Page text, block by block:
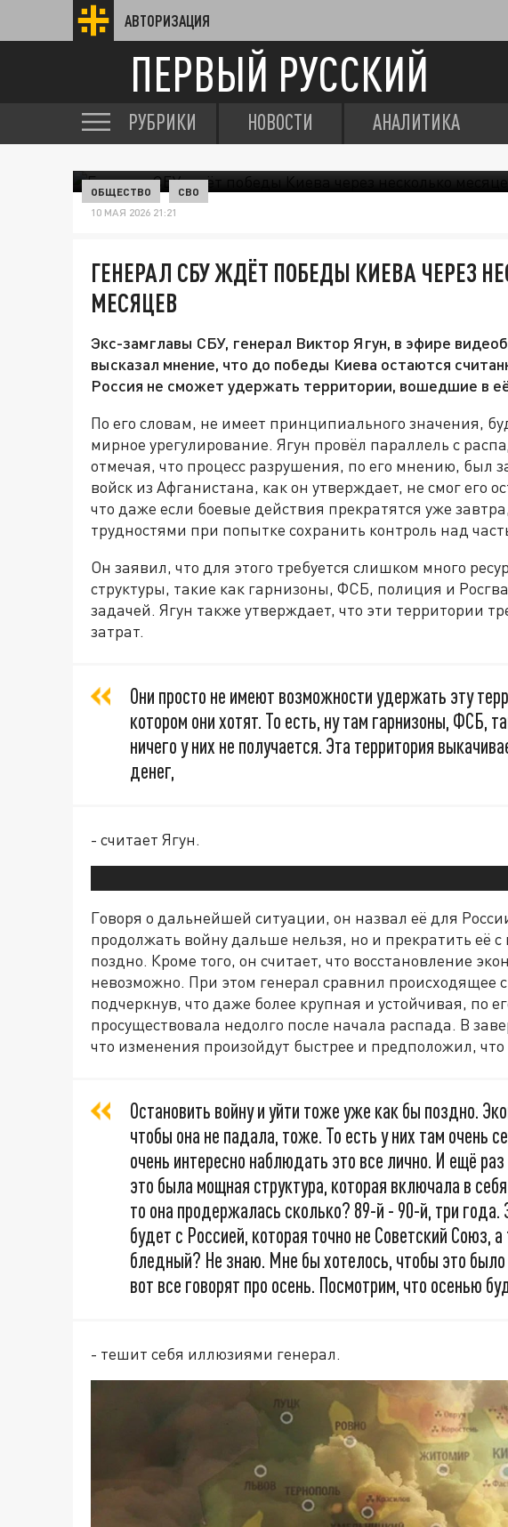
АВТОРИЗАЦИЯ
ПЕРВЫЙ РУССКИЙ
РУБРИКИ НОВОСТИ АНАЛИТИКА
ОБЩЕСТВО СВО
10 МАЯ 2026 21:21
ГЕНЕРАЛ СБУ ЖДЁТ ПОБЕДЫ КИЕВА ЧЕРЕЗ
МЕСЯЦЕВ
Экс-замглавы СБУ, генерал Виктор Ягун, в эфире
высказал мнение, что до победы Киева остаются
Россия не сможет удержать территории, вошедшие в
По его словам, не имеет принципиального значения,
мирное урегулирование. Ягун провёл параллель с
отмечая, что процесс разрушения, по его мнению, был
войск из Афганистана, как он утверждает, не смог его
что даже если боевые действия прекратятся уже
трудностями при попытке сохранить контроль над
Он заявил, что для этого требуется слишком много
структуры, такие как гарнизоны, ФСБ, полиция и
задачей. Ягун также утверждает, что эти территории
затрат.
Они просто не имеют возможности удержать эту
котором они хотят. То есть, ну там гарнизоны, ФСБ,
ничего у них не получается. Эта территория
денег,
- считает Ягун.
Говоря о дальнейшей ситуации, он назвал её для
продолжать войну дальше нельзя, но и прекратить её
поздно. Кроме того, он считает, что восстановление
невозможно. При этом генерал сравнил происходящее
подчеркнув, что даже более крупная и устойчивая, по
просуществовала недолго после начала распада. В
что изменения произойдут быстрее и предположил, что
Остановить войну и уйти тоже уже как бы поздно.
чтобы она не падала, тоже. То есть у них там очень
очень интересно наблюдать это все лично. И ещё
это была мощная структура, которая включала в
то она продержалась сколько? 89-й - 90-й, три года.
будет с Россией, которая точно не Советский Союз,
бледный? Не знаю. Мне бы хотелось, чтобы это было
вот все говорят про осень. Посмотрим, что осенью
- тешит себя иллюзиями генерал.